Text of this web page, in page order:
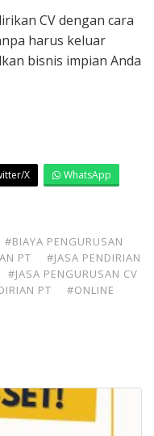
CV dengan cara
harus keluar
bisnis impian Anda
X
WhatsApp
#BIAYA PENGURUSAN
PT
#JASA PENDIRIAN
#JASA PENGURUSAN CV
PT
#ONLINE